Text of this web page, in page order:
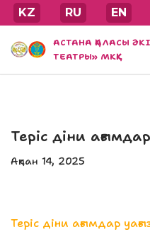
Skip
to
content
KZ RU EN
АСТАНА ҚАЛАСЫ
ТЕАТРЫ» МКҚК
Теріс діни
Ақпан 14, 2025
Теріс діни ағымдар